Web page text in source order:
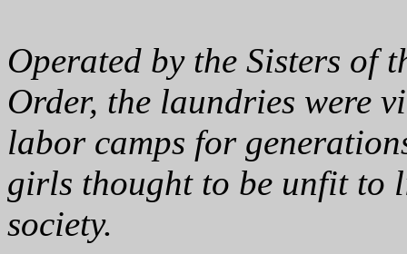
Operated by the Sisters of
Order, the laundries were
labor camps for
girls thought to be unfit to
society.